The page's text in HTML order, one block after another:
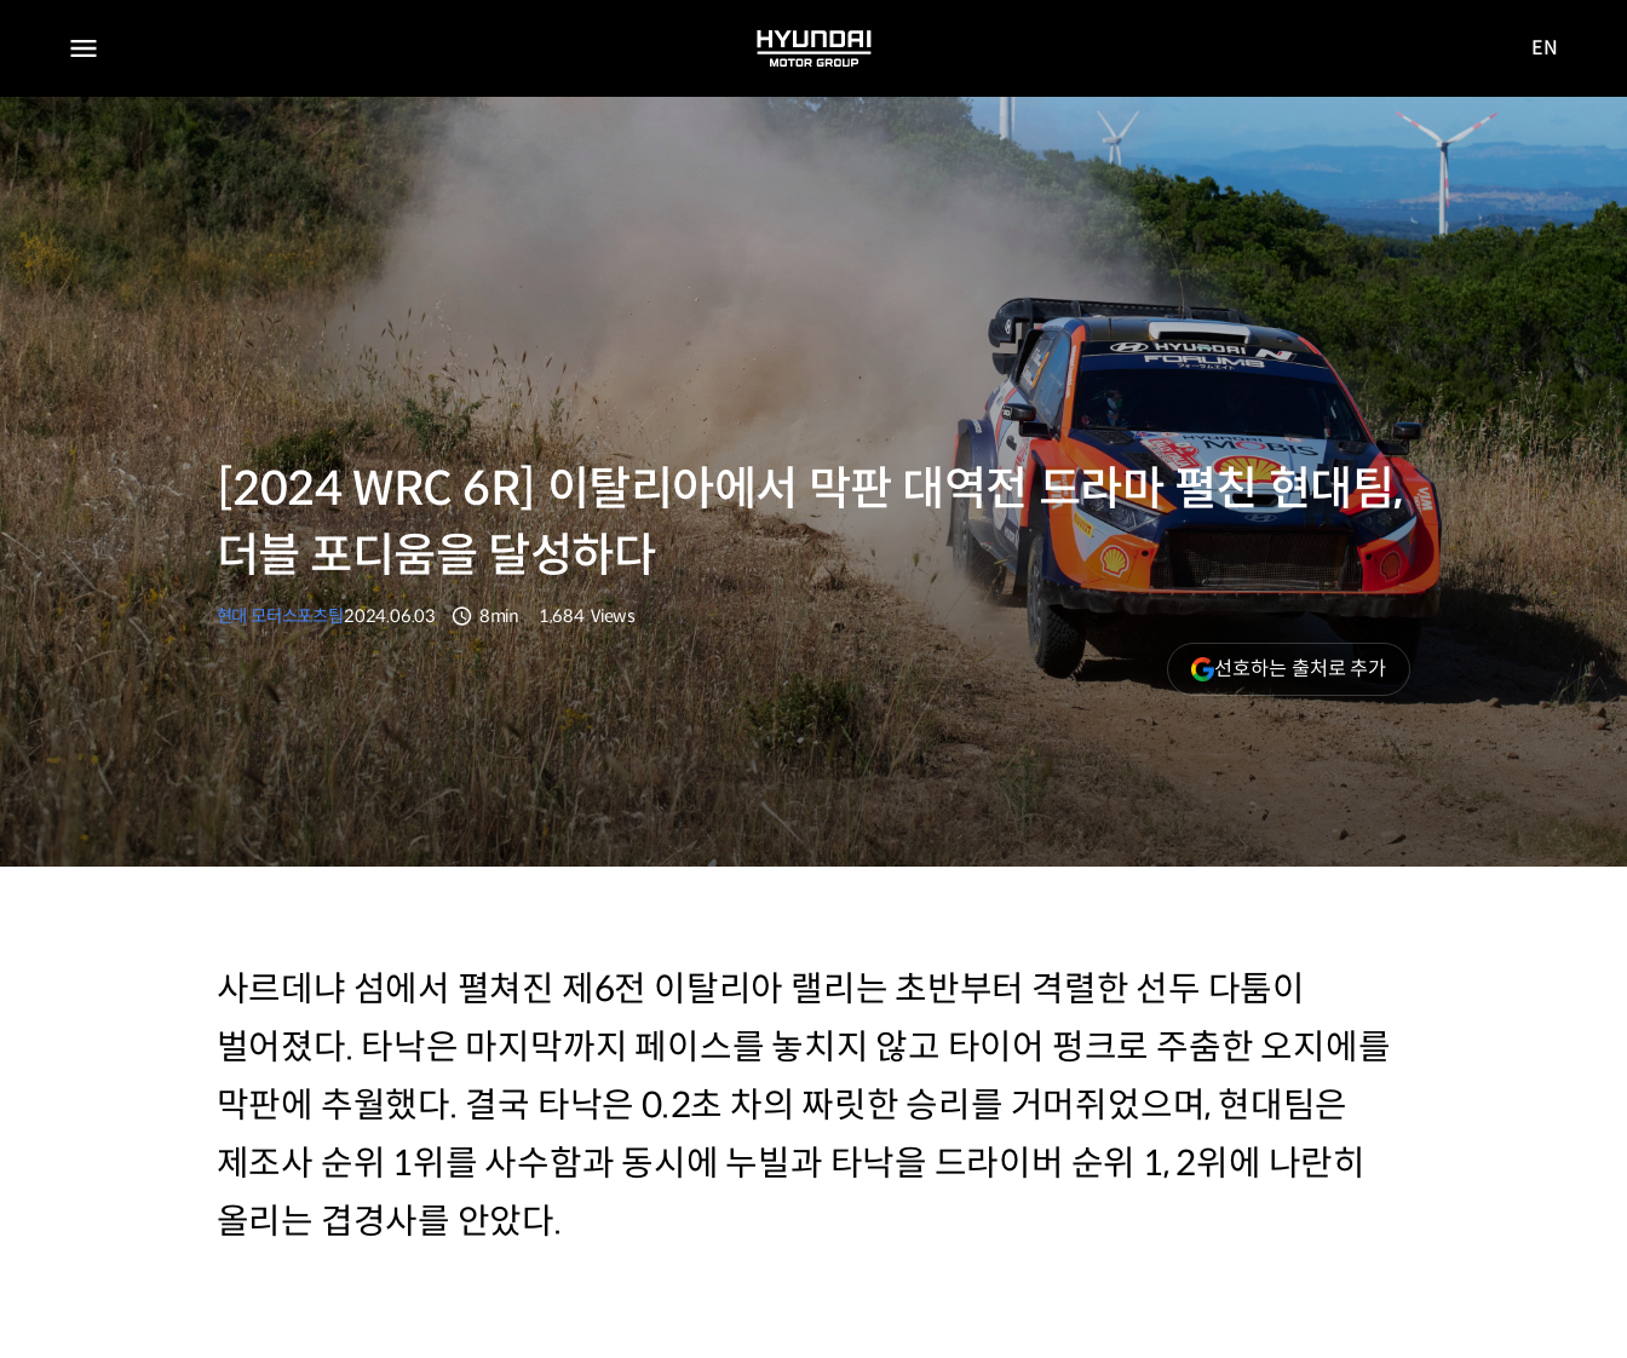
전체
메뉴
HYUNDAI
MOTOR
사이트로
EN
[2024 WRC 6R] 이탈리아에서 막판 대역전 드라마 펼친 현대팀,
더블 포디움을 달성하다
현대 모터스포츠팀2024.06.03
분량
8min
조회수
1,684 Views
선호하는 출처로 추가(새
창
열림)
사르데냐 섬에서 펼쳐진 제6전 이탈리아 랠리는 초반부터 격렬한 선두 다툼이
벌어졌다. 타낙은 마지막까지 페이스를 놓치지 않고 타이어 펑크로 주춤한 오지에를
막판에 추월했다. 결국 타낙은 0.2초 차의 짜릿한 승리를 거머쥐었으며, 현대팀은
제조사 순위 1위를 사수함과 동시에 누빌과 타낙을 드라이버 순위 1, 2위에 나란히
올리는 겹경사를 안았다.